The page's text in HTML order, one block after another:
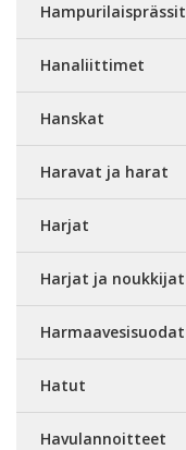
Hampurilaisprässit
Hanaliittimet
Hanskat
Haravat ja harat
Harjat
Harjat ja noukkijat
Hatut
Havulannoitteet